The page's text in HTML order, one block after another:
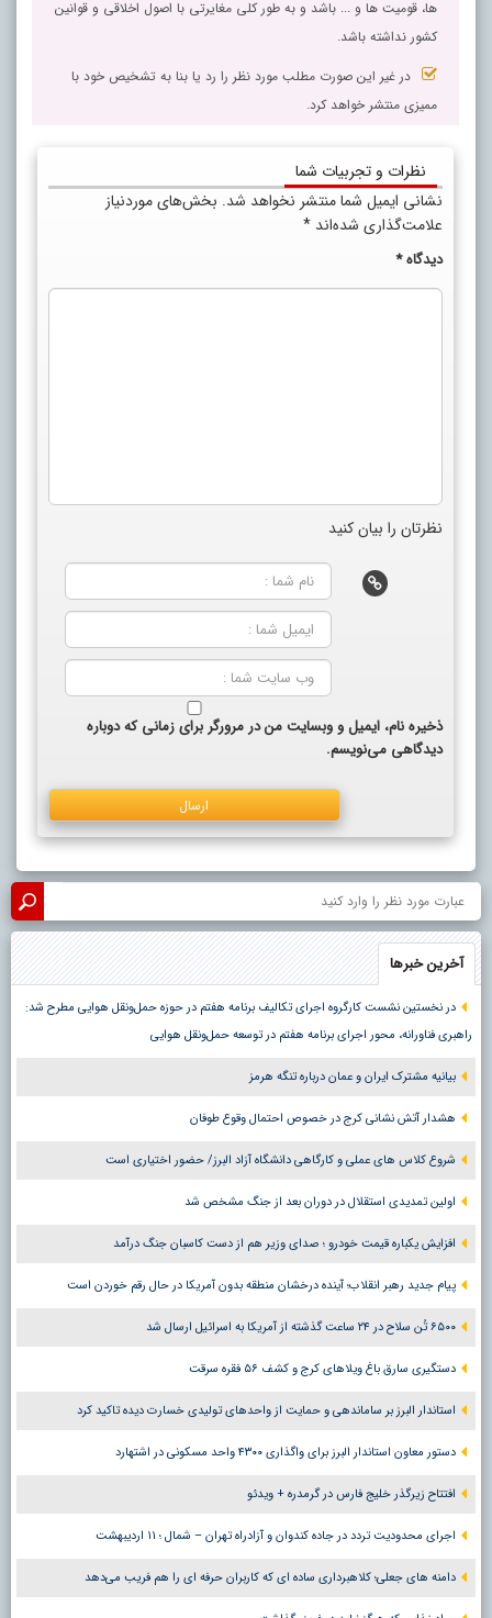
ها، قومیت ها و ... باشد و به طور کلی مغایرتی با اصول اخلاقی و قوانین
کشور نداشته باشد.
در غیر این صورت مطلب مورد نظر را رد یا بنا به تشخیص خود با
ممیزی منتشر خواهد کرد.
نظرات و تجربیات شما
نشانی ایمیل شما منتشر نخواهد شد. بخش‌های موردنیاز
علامت‌گذاری شده‌اند *
دیدگاه*
نظرتان را بیان کنید
ذخیره نام، ایمیل و وبسایت من در مرورگر برای زمانی که دوباره
دیدگاهی می‌نویسم.
آخرین خبرها
در نخستین نشست کارگروه اجرای تکالیف برنامه هفتم در حوزه حمل‌ونقل هوایی مطرح شد:
راهبری فناورانه، محور اجرای برنامه هفتم در توسعه حمل‌ونقل هوایی
بیانیه مشترک ایران و عمان درباره تنگه هرمز
هشدار آتش نشانی کرج در خصوص احتمال وقوع طوفان
شروع کلاس های عملی و کارگاهی دانشگاه آزاد البرز/ حضور اختیاری است
اولین تمدیدی استقلال در دوران بعد از جنگ مشخص شد
افزایش یکباره قیمت خودرو ؛ صدای وزیر هم از دست کاسبان جنگ درآمد
پیام جدید رهبر انقلاب؛ آینده درخشان منطقه بدون آمریکا در حال رقم خوردن است
۶۵۰۰ تُن سلاح در ۲۴ ساعت گذشته از آمریکا به اسرائیل ارسال شد
دستگیری سارق باغ ویلاهای کرج و کشف ۵۶ فقره سرقت
استاندار البرز بر ساماندهی و حمایت از واحدهای تولیدی خسارت دیده تاکید کرد
دستور معاون استاندار البرز برای واگذاری ۴۳۰۰ واحد مسکونی در اشتهارد
افتتاح زیرگذر خلیج فارس در گرمدره + ویدئو
اجرای محدودیت تردد در جاده کندوان و آزادراه تهران – شمال ؛ ١١ اردیبهشت
دامنه های جعلی؛ کلاهبرداری ساده ای که کاربران حرفه ای را هم فریب می‌دهد